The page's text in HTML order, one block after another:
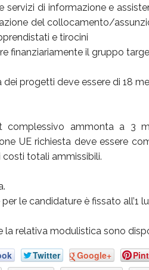
servizi di informazione e
del collocamento/
e tirocini
finanziariamente il gruppo
dei progetti deve essere di 18
complessivo ammonta a 3
UE richiesta deve essere
totali ammissibili.
le candidature è fissato all’1
la relativa modulistica sono
Twitter Google+